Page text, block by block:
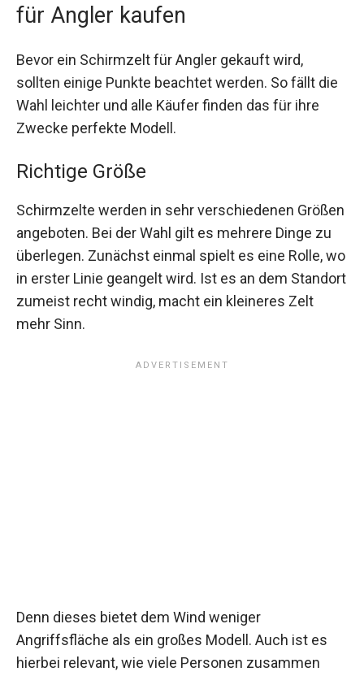
für Angler kaufen
Bevor ein Schirmzelt für Angler gekauft wird,
sollten einige Punkte beachtet werden. So fällt die
Wahl leichter und alle Käufer finden das für ihre
Zwecke perfekte Modell.
Richtige Größe
Schirmzelte werden in sehr verschiedenen Größen
angeboten. Bei der Wahl gilt es mehrere Dinge zu
überlegen. Zunächst einmal spielt es eine Rolle, wo
in erster Linie geangelt wird. Ist es an dem Standort
zumeist recht windig, macht ein kleineres Zelt
mehr Sinn.
Denn dieses bietet dem Wind weniger
Angriffsfläche als ein großes Modell. Auch ist es
hierbei relevant, wie viele Personen zusammen